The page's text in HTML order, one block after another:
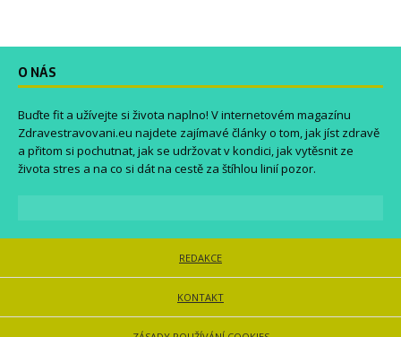
O NÁS
Buďte fit a užívejte si života naplno! V internetovém magazínu
Zdravestravovani.eu najdete zajímavé články o tom, jak jíst zdravě
a přitom si pochutnat, jak se udržovat v kondici, jak vytěsnit ze
života stres a na co si dát na cestě za štíhlou linií pozor.
REDAKCE
KONTAKT